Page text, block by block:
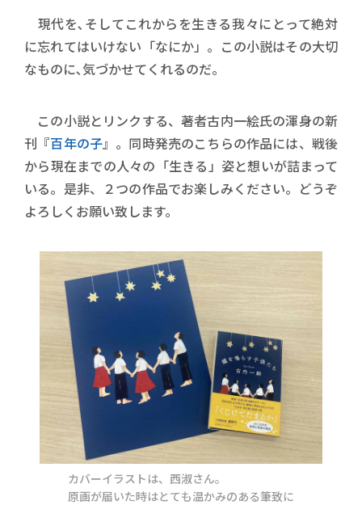
現代を､そしてこれからを生きる我々にとって絶対
に忘れてはいけない「なにか」。この小説はその大切
なものに､気づかせてくれるのだ。
この小説とリンクする、著者古内一絵氏の渾身の新
刊『百年の子』。同時発売のこちらの作品には、戦後
から現在までの人々の「生きる」姿と想いが詰まって
いる。是非、２つの作品でお楽しみください。どうぞ
よろしくお願い致します。
カバーイラストは、西淑さん。
原画が届いた時はとても温かみのある筆致に